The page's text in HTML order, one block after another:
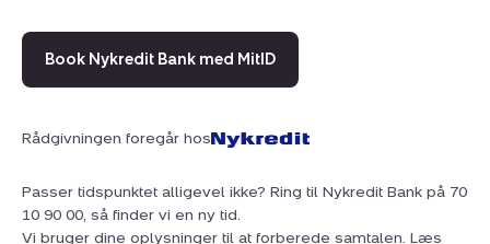
Book Nykredit Bank med MitID
Rådgivningen foregår hos
Passer tidspunktet alligevel ikke? Ring til Nykredit Bank på 70
10 90 00, så finder vi en ny tid.
Vi bruger dine oplysninger til at forberede samtalen. Læs